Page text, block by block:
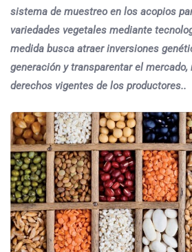
sistema de muestreo en los acopios
variedades vegetales mediante
medida busca atraer inversiones
generación y transparentar el mercado,
derechos vigentes de los productores..